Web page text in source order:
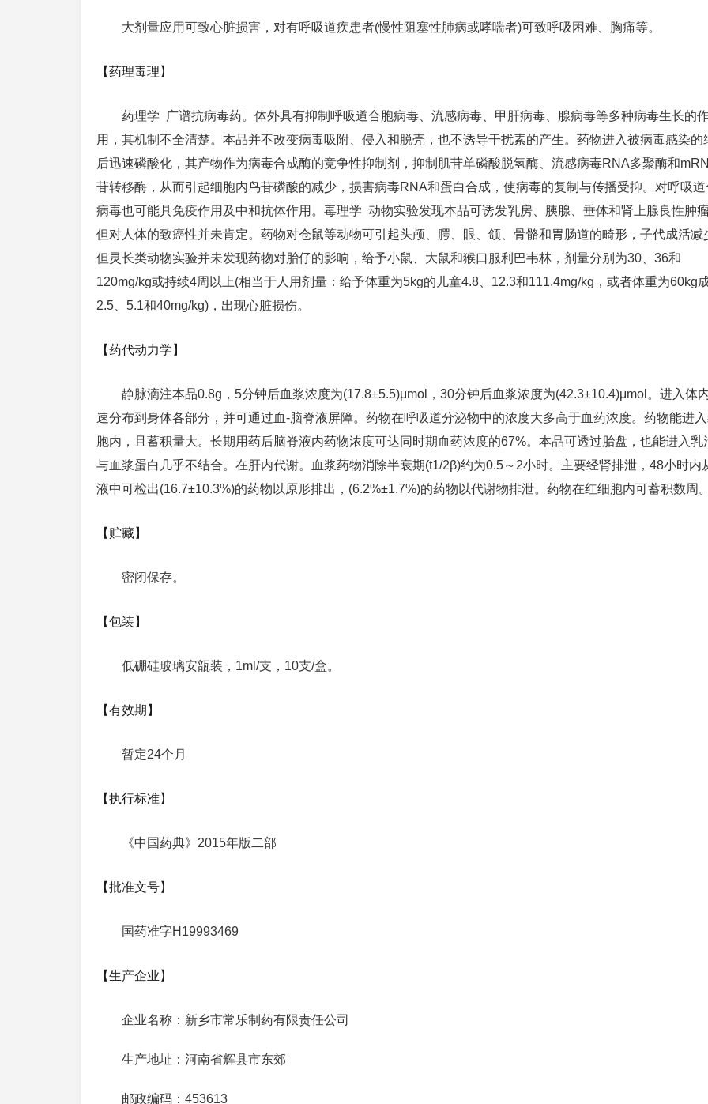
大剂量应用可致心脏损害，对有呼吸道疾患者(慢性阻塞性肺病或哮喘者)可致呼吸困难、胸痛等。
【药理毒理】
药理学 广谱抗病毒药。体外具有抑制呼吸道合胞病毒、流感病毒、甲肝病毒、腺病毒等多种病毒生长的
用，其机制不全清楚。本品并不改变病毒吸附、侵入和脱壳，也不诱导干扰素的产生。药物进入被病毒感染的
后迅速磷酸化，其产物作为病毒合成酶的竞争性抑制剂，抑制肌苷单磷酸脱氢酶、流感病毒RNA多聚酶和
苷转移酶，从而引起细胞内鸟苷磷酸的减少，损害病毒RNA和蛋白合成，使病毒的复制与传播受抑。对呼吸
病毒也可能具免疫作用及中和抗体作用。毒理学 动物实验发现本品可诱发乳房、胰腺、垂体和肾上腺良性肿瘤
但对人体的致癌性并未肯定。药物对仓鼠等动物可引起头颅、腭、眼、颌、骨骼和胃肠道的畸形，子代成活减
但灵长类动物实验并未发现药物对胎仔的影响，给予小鼠、大鼠和猴口服利巴韦林，剂量分别为30、36和
120mg/kg或持续4周以上(相当于人用剂量：给予体重为5kg的儿童4.8、12.3和111.4mg/kg，或者体重为60kg
2.5、5.1和40mg/kg)，出现心脏损伤。
【药代动力学】
静脉滴注本品0.8g，5分钟后血浆浓度为(17.8±5.5)μmol，30分钟后血浆浓度为(42.3±10.4)μmol。进入体
速分布到身体各部分，并可通过血-脑脊液屏障。药物在呼吸道分泌物中的浓度大多高于血药浓度。药物能进
胞内，且蓄积量大。长期用药后脑脊液内药物浓度可达同时期血药浓度的67%。本品可透过胎盘，也能进入乳
与血浆蛋白几乎不结合。在肝内代谢。血浆药物消除半衰期(t1/2β)约为0.5～2小时。主要经肾排泄，48小时内
液中可检出(16.7±10.3%)的药物以原形排出，(6.2%±1.7%)的药物以代谢物排泄。药物在红细胞内可蓄积数周。
【贮藏】
密闭保存。
【包装】
低硼硅玻璃安瓿装，1ml/支，10支/盒。
【有效期】
暂定24个月
【执行标准】
《中国药典》2015年版二部
【批准文号】
国药准字H19993469
【生产企业】
企业名称：新乡市常乐制药有限责任公司
生产地址：河南省辉县市东郊
邮政编码：453613